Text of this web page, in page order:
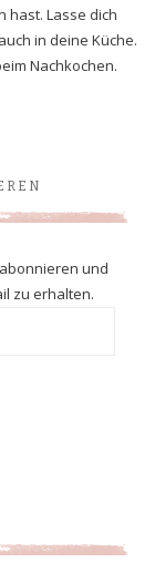
hast. Lasse dich
in deine Küche.
Nachkochen.
und
zu erhalten.